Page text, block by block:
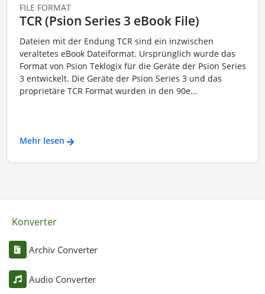
FILE FORMAT
TCR (Psion Series 3 eBook File)
Dateien mit der Endung TCR sind ein inzwischen
veraltetes eBook Dateiformat. Ursprünglich wurde das
Format von Psion Teklogix für die Geräte der Psion Series
3 entwickelt. Die Geräte der Psion Series 3 und das
proprietäre TCR Format wurden in den 90e...
Mehr lesen
Konverter
Archiv Converter
Audio Converter